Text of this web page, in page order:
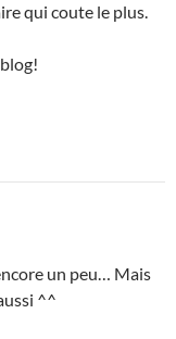
qui coute le plus.
un peu… Mais
^^